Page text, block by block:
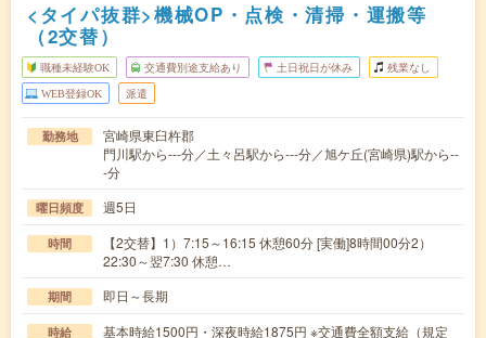
<タイパ抜群>機械OP・点検・清掃・運搬等
（2交替）
職種未経験OK 交通費別途支給あり 土日祝日が休み 残業なし
WEB登録OK 派遣
勤務地
宮崎県東臼杵郡
門川駅から---分／土々呂駅から---分／旭ケ丘(宮崎県)駅から--
-分
曜日頻度 週5日
時間
【2交替】1）7:15～16:15 休憩60分 [実働]8時間00分2）
22:30～翌7:30 休憩…
期間 即日～長期
時給
基本時給1500円・深夜時給1875円 ※交通費全額支給（規定